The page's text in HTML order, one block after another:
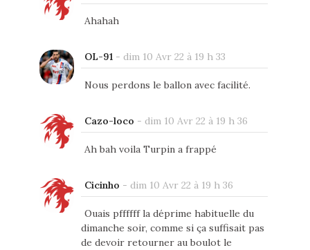
Ahahah
OL-91- dim 10 Avr 22 à 19 h 33
Nous perdons le ballon avec facilité.
Cazo-loco - dim 10 Avr 22 à 19 h 36
Ah bah voila Turpin a frappé
Cicinho - dim 10 Avr 22 à 19 h 36
Ouais pffffff la déprime habituelle du
dimanche soir, comme si ça suffisait pas
de devoir retourner au boulot le